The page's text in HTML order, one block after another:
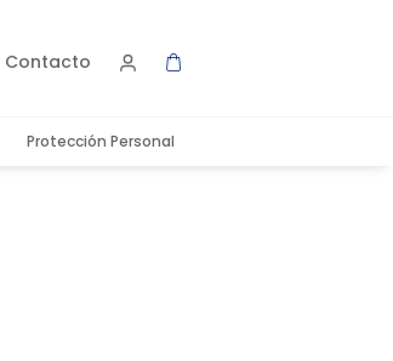
Contacto
Protección Personal